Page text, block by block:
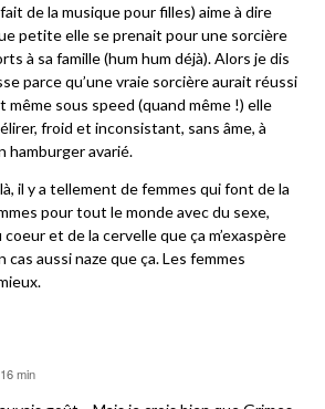
de la musique pour filles) aime à dire
petite elle se prenait pour une sorcière
à sa famille (hum hum déjà). Alors je dis
parce qu’une vraie sorcière aurait réussi
même sous speed (quand même !) elle
froid et inconsistant, sans âme, à
hamburger avarié.
il y a tellement de femmes qui font de la
pour tout le monde avec du sexe,
et de la cervelle que ça m’exaspère
cas aussi naze que ça. Les femmes
min